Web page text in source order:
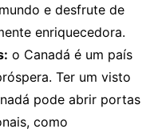
e desfrute de
enriquecedora.
o Canadá é um país
Ter um visto
pode abrir portas
como